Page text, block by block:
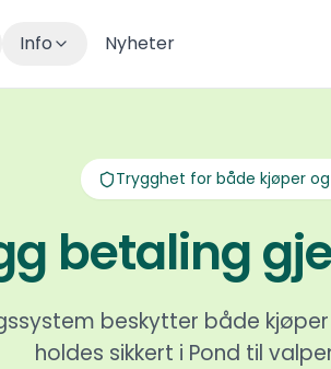
Info Nyheter
Trygghet for både kjøper
betaling
beskytter både
holdes sikkert i Pond til